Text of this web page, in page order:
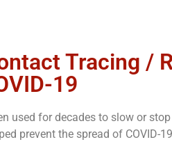
Tracing /
19
used for decades to slow or
prevent the spread of COVID-